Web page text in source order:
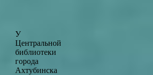
У
Центральной
библиотеки
города
Ахтубинска